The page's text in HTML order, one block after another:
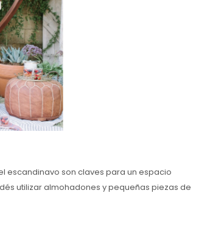
escandinavo son claves para un espacio
utilizar almohadones y pequeñas piezas de